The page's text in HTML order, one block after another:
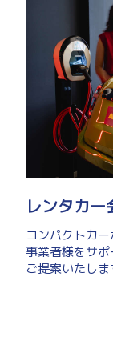
レンタカ
コンパクトカ
事業者様をサ
ご提案いたしま